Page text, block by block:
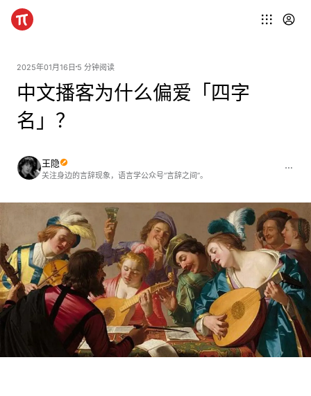
2025年01月16日 5 分钟阅读
中文播客为什么偏爱「四字
名」？
王隐
关注身边的言辞现象，语言学公众号“言辞之间”。